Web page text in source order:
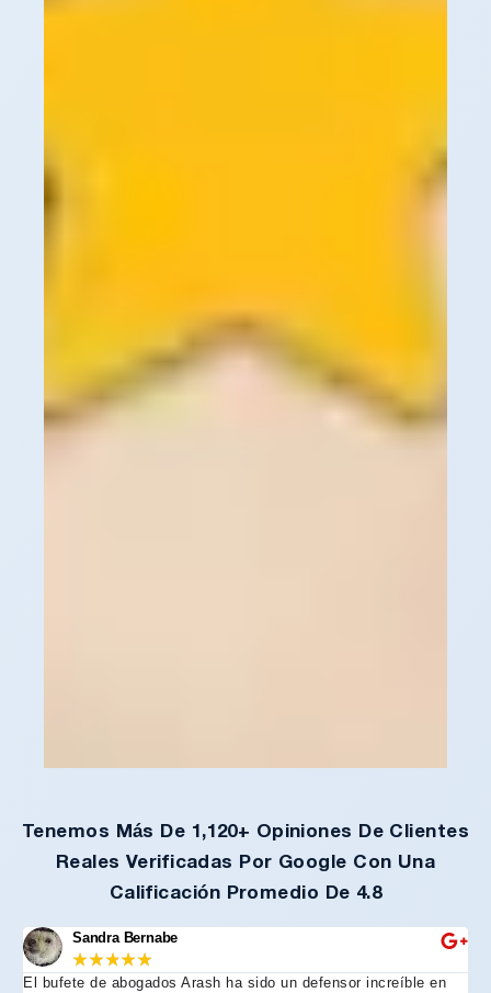
Tenemos Más De 1,120+ Opiniones De Clientes
Reales Verificadas Por Google Con Una
Calificación Promedio De 4.8
Sandra Bernabe
★★★★★
El bufete de abogados Arash ha sido un defensor increíble en